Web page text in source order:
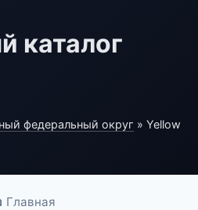
каталог
федеральный округ » Yellow
Главная